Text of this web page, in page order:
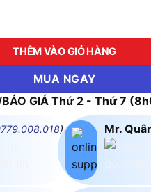
Max Makita CF001GZ
THÊM VÀO GIỎ HÀNG
MUA NGAY
BÁO GIÁ Thứ 2 - Thứ 7
) Mr.